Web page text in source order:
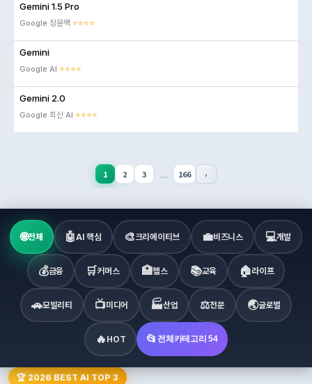
Gemini 1.5 Pro
Google 장문맥 ⭐⭐⭐⭐
Gemini
Google AI ⭐⭐⭐⭐
Gemini 2.0
Google 최신 AI ⭐⭐⭐⭐
1 2 3 ... 166 ›
🌐전체 🤖AI 핵심 🎨크리에이티브 💼비즈니스 💻개발
💰금융 🛒커머스 🏥헬스 📚교육 🏠라이프
🚗모빌리티 📺미디어 🏭산업 ⚖️전문 🌏글로벌
🔥 HOT 📂 전체카테고리 54
🏆 2026 BEST AI TOP 3